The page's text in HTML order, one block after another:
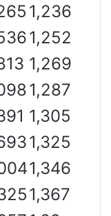
1,236
1,252
1,269
1,287
1,305
1,325
1,346
1,367